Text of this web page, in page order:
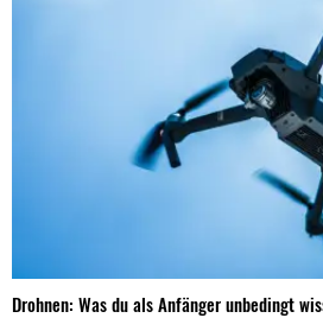
Drohnen: Was du als Anfänger unbedingt